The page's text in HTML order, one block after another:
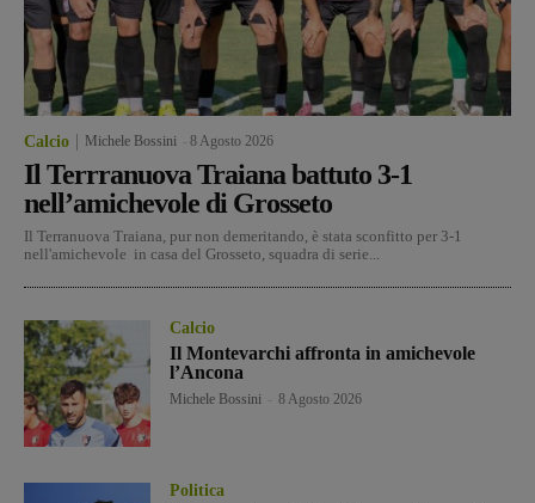
Calcio Michele Bossini 8 Agosto 2026
Il Terrranuova Traiana battuto 3-1
nell’amichevole di Grosseto
Il Terranuova Traiana, pur non demeritando, è stata sconfitto per 3-1
nell'amichevole in casa del Grosseto, squadra di serie...
Calcio
Il Montevarchi affronta in amichevole
l’Ancona
Michele Bossini 8 Agosto 2026
Politica